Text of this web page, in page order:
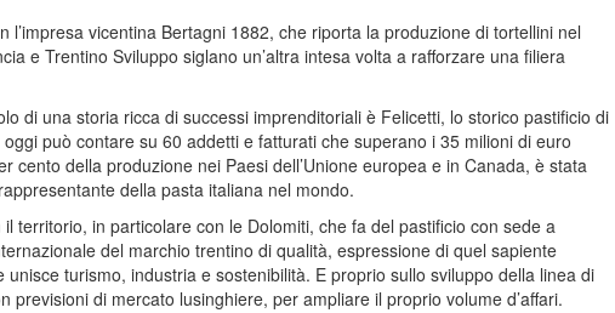
l’impresa vicentina Bertagni 1882, che riporta la produzione di tortellini nel
e Trentino Sviluppo siglano un’altra intesa volta a rafforzare una filiera
di una storia ricca di successi imprenditoriali è Felicetti, lo storico pastificio di
può contare su 60 addetti e fatturati che superano i 35 milioni di euro
cento della produzione nei Paesi dell’Unione europea e in Canada, è stata
della pasta italiana nel mondo.
territorio, in particolare con le Dolomiti, che fa del pastificio con sede a
del marchio trentino di qualità, espressione di quel sapiente
turismo, industria e sostenibilità. E proprio sullo sviluppo della linea di
previsioni di mercato lusinghiere, per ampliare il proprio volume d’affari.